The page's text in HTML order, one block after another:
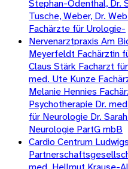
Stephan-Odenthal, Dr.
Tusche, Weber, Dr.
Fachärzte für Urologie-
Nervenarztpraxis Am
Meyerfeldt Fachärztin
Claus Stärk Facharzt
med. Ute Kunze
Melanie Hennies
Psychotherapie Dr.
für Neurologie Dr.
Neurologie PartG mbB
Cardio Centrum